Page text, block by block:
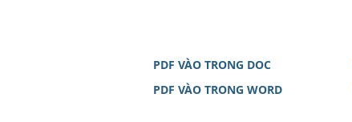
PDF VÀO TRONG DOC
PDF VÀO TRONG WORD